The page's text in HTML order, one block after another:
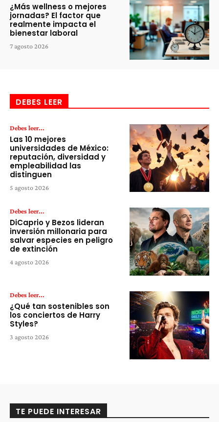
¿Más wellness o mejores
jornadas? El factor que
realmente impacta el
bienestar laboral
7 agosto 2026
DEBES LEER
Debes leer...
Las 10 mejores
universidades de México:
reputación, diversidad y
empleabilidad las
distinguen
5 agosto 2026
Debes leer...
DiCaprio y Bezos lideran
inversión millonaria para
salvar especies en peligro
de extinción
4 agosto 2026
Debes leer...
¿Qué tan sostenibles son
los conciertos de Harry
Styles?
3 agosto 2026
TE PUEDE INTERESAR